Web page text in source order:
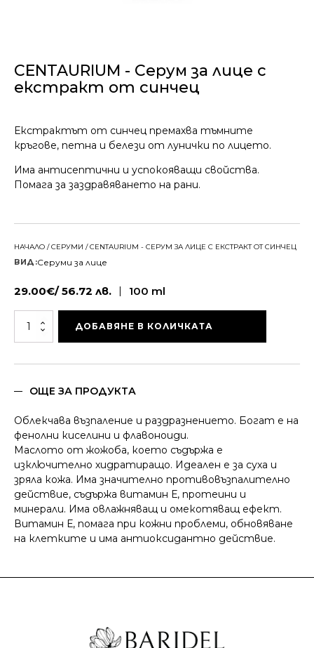
CENTAURIUM - Серум за лице с
екстракт от синчец
Екстрактът от синчец премахва тъмните
кръгове, петна и белези от лунички по лицето.
Има антисептични и успокояващи свойства.
Помага за заздравяването на рани.
НАЧАЛО /СЕРУМИ / CENTAURIUM - СЕРУМ ЗА ЛИЦЕ С ЕКСТРАКТ ОТ СИНЧЕЦ
ВИД:Серуми за лице
29.00€/56.72 лв. 100 ml
количество
-
за
с
екстракт
от
синчец
ДОБАВЯНЕ В КОЛИЧКАТА
ОЩЕ ЗА ПРОДУКТА
Облекчава възпаление и раздразнението. Богат е на
фенолни киселини и флавоноиди.
Маслото от жожоба, което съдържа е
изключително хидратиращо. Идеален е за суха и
зряла кожа. Има значително противовъзпалително
действие, съдържа витамин Е, протеини и
минерали. Има овлажняващ и омекотяващ ефект.
Витамин Е, помага при кожни проблеми, обновяване
на клетките и има антиоксидантно действие.